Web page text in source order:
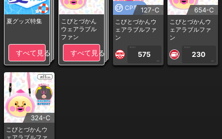
夏グッズ特集
すべて見る
こびとづかん
ウェアラブル
ファン
すべて見る
CP専用127-C
こびとづかんウ
ェアラブルファ
ン
1PLAY
575
CP
654-C
こびとづかんウ
ェアラブルファ
ン
1PLAY
230
CP
324-C
こびとづかんウ
ェアラブルファ